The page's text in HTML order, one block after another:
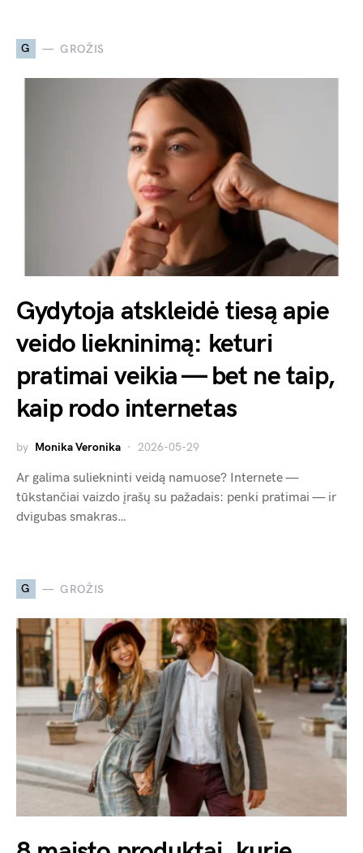
G GROŽIS
Gydytoja atskleidė tiesą apie
veido liekninimą: keturi
pratimai veikia — bet ne taip,
kaip rodo internetas
by Monika Veronika 2026-05-29
Ar galima suliekninti veidą namuose? Internete —
tūkstančiai vaizdo įrašų su pažadais: penki pratimai — ir
dvigubas smakras…
G GROŽIS